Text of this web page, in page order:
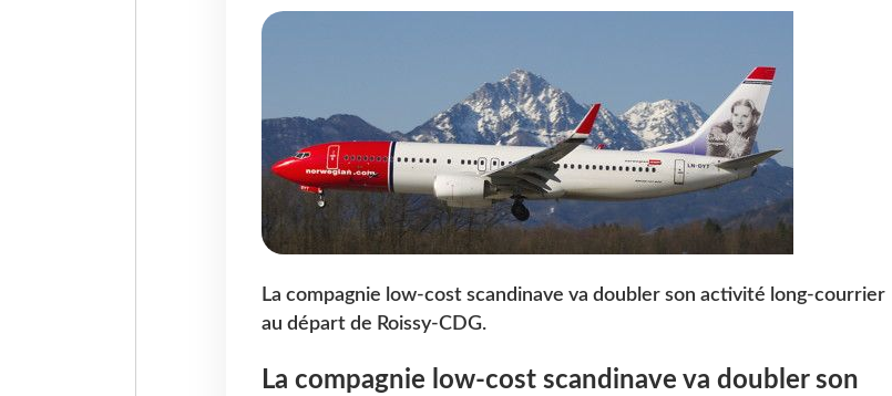
La compagnie low-cost scandinave va doubler son activité long-courrier
au départ de Roissy-CDG.
La compagnie low-cost scandinave va doubler son